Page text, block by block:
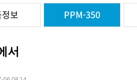
보 PPM-350
서